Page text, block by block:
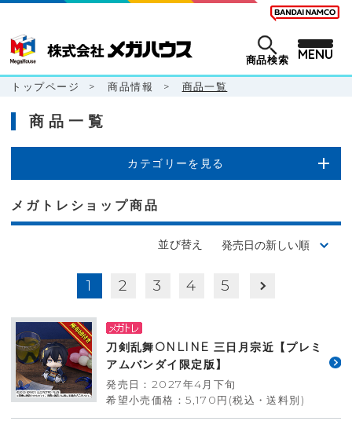
商品検索 MENU
トップページ > 商品情報 > 商品一覧
商品一覧
カテゴリーを見る
メガトレショップ商品
並び替え
1 2 3 4 5
刀剣乱舞ONLINE 三日月宗近【プレミ
アムバンダイ限定版】
発売日：2027年4月下旬
希望小売価格：5,170円(税込・送料別)